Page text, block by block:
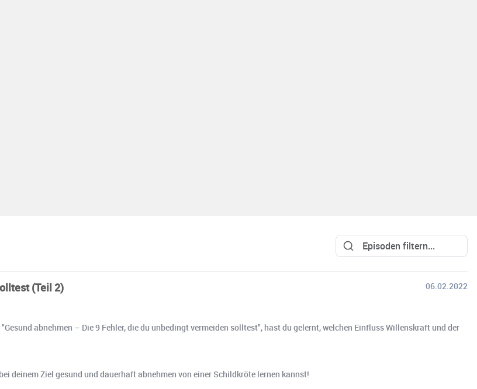
(Teil 2)
06.02.2022
abnehmen – Die 9 Fehler, die du unbedingt vermeiden solltest", hast du gelernt, welchen Einfluss Willenskraft und der
deinem Ziel gesund und dauerhaft abnehmen von einer Schildkröte lernen kannst!